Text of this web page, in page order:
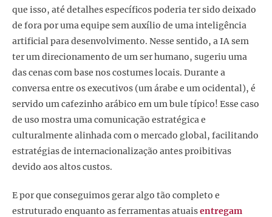
que isso, até detalhes específicos poderia ter sido deixado
de fora por uma equipe sem auxílio de uma inteligência
artificial para desenvolvimento. Nesse sentido, a IA sem
ter um direcionamento de um ser humano, sugeriu uma
das cenas com base nos costumes locais. Durante a
conversa entre os executivos (um árabe e um ocidental), é
servido um cafezinho arábico em um bule típico! Esse caso
de uso mostra uma comunicação estratégica e
culturalmente alinhada com o mercado global, facilitando
estratégias de internacionalização antes proibitivas
devido aos altos custos.
E por que conseguimos gerar algo tão completo e
estruturado enquanto as ferramentas atuaisentregam